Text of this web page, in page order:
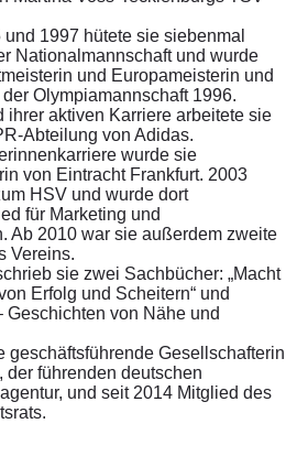
1997 hütete sie siebenmal
Nationalmannschaft und wurde
und Europameisterin und
Olympiamannschaft 1996.
ihrer aktiven Karriere arbeitete sie
Abteilung von Adidas.
wurde sie
von Eintracht Frankfurt. 2003
HSV und wurde dort
für Marketing und
Ab 2010 war sie außerdem zweite
Vereins.
sie zwei Sachbücher: „Macht
Erfolg und Scheitern“ und
Geschichten von Nähe und
geschäftsführende Gesellschafterin
der führenden deutschen
und seit 2014 Mitglied des